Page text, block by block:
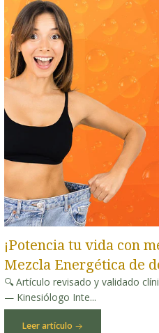
¡Potencia tu vida con
Mezcla Energética de
🔍 Artículo revisado y validado
— Kinesiólogo Inte...
Leer artículo